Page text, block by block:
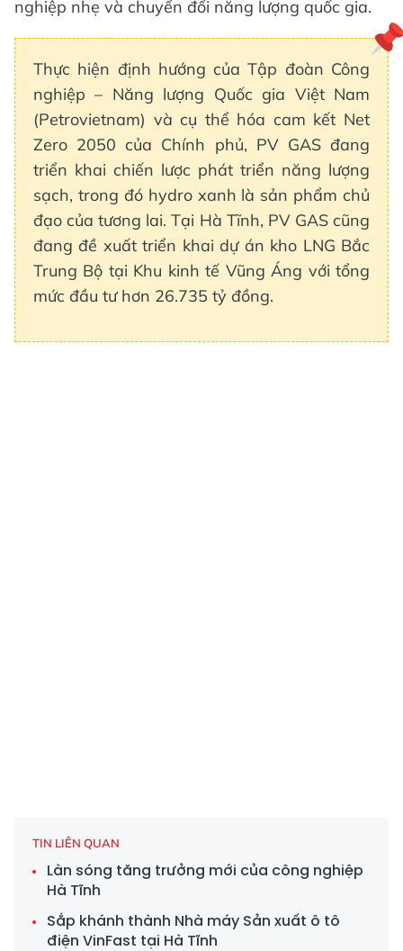
nghiệp nhẹ và chuyển đổi năng lượng quốc gia.
Thực hiện định hướng của Tập đoàn Công
nghiệp – Năng lượng Quốc gia Việt Nam
(Petrovietnam) và cụ thể hóa cam kết Net
Zero 2050 của Chính phủ, PV GAS đang
triển khai chiến lược phát triển năng lượng
sạch, trong đó hydro xanh là sản phẩm chủ
đạo của tương lai. Tại Hà Tĩnh, PV GAS cũng
đang đề xuất triển khai dự án kho LNG Bắc
Trung Bộ tại Khu kinh tế Vũng Áng với tổng
mức đầu tư hơn 26.735 tỷ đồng.
TIN LIÊN QUAN
Làn sóng tăng trưởng mới của công nghiệp
Hà Tĩnh
Sắp khánh thành Nhà máy Sản xuất ô tô
điện VinFast tại Hà Tĩnh